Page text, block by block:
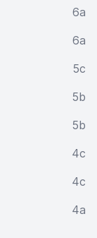
6a
6a
5c
5b
5b
4c
4c
4a